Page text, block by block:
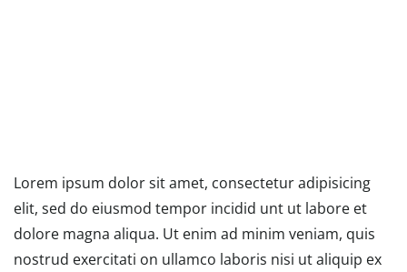
Lorem ipsum dolor sit amet, consectetur adipisicing
elit, sed do eiusmod tempor incidid unt ut labore et
dolore magna aliqua. Ut enim ad minim veniam, quis
nostrud exercitati on ullamco laboris nisi ut aliquip ex